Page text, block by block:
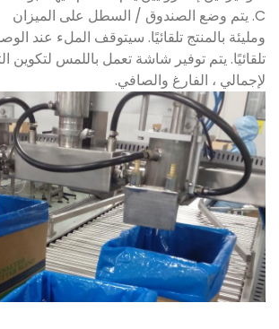
C. يتم وضع الصندوق / السطل على الميزان
ومليئة بالمنتج تلقائيًا. سيتوقف الملء عند
تلقائيًا. يتم توفير شاشة تعمل باللمس لتكوين
لإجمالي ، الفارغ والصافي.